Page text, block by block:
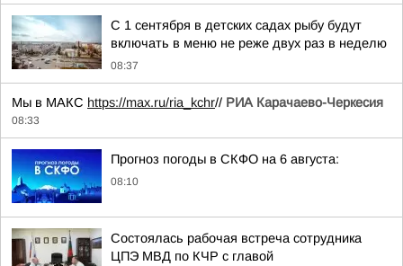
С 1 сентября в детских садах рыбу будут
включать в меню не реже двух раз в неделю
08:37
Мы в МАКС https://max.ru/ria_kchr// РИА Карачаево-Черкесия
08:33
Прогноз погоды в СКФО на 6 августа:
08:10
Состоялась рабочая встреча сотрудника
ЦПЭ МВД по КЧР с главой